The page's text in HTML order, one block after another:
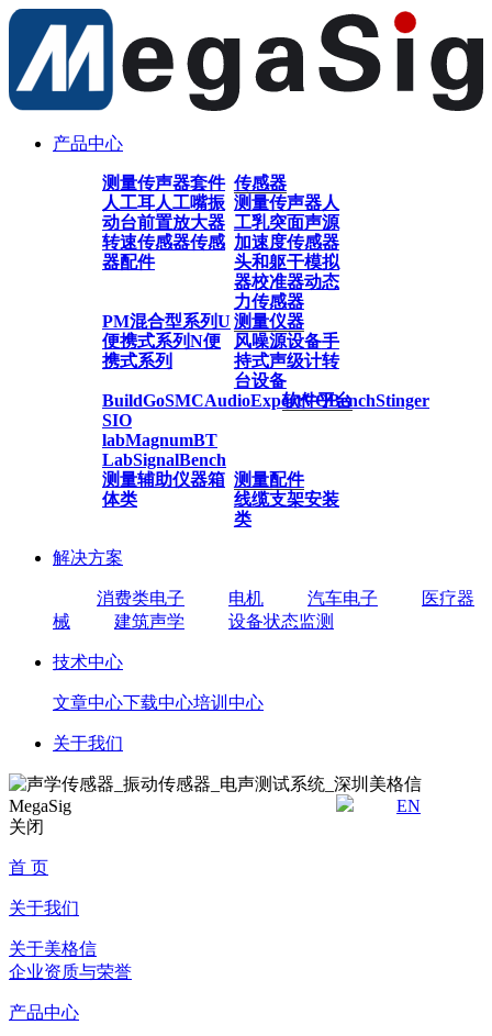
产品中心
传感器
测量传声器套件
人工耳人工嘴振
动台前置放大器
转速传感器传感
器配件
测量传声器人
工乳突面声源
加速度传感器
头和躯干模拟
器校准器动态
力传感器
测量仪器
PM混合型系列U
便携式系列N便
携式系列
风噪源设备手
持式声级计转
台设备
软件平台
BuildGoSMCAudioExpertVQBenchStinger
SIO
labMagnumBT
LabSignalBench
测量配件
测量辅助仪器箱
体类
线缆支架安装
类
解决方案
消费类电子 电机 汽车电子
医疗器
械
建筑声学 设备状态监测
技术中心
文章中心下载中心培训中心
关于我们
EN
关闭
首 页
关于我们
关于美格信
企业资质与荣誉
产品中心